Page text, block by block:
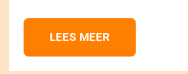
LEES MEER